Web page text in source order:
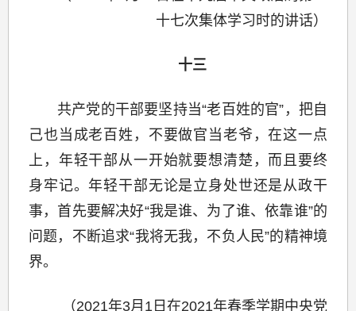
十七次集体学习时的讲话）
十三
共产党的干部要坚持当“老百姓的官”，把自
己也当成老百姓，不要做官当老爷，在这一点
上，年轻干部从一开始就要想清楚，而且要终
身牢记。年轻干部无论是立身处世还是从政干
事，首先要解决好“我是谁、为了谁、依靠谁”的
问题，不断追求“我将无我，不负人民”的精神境
界。
（2021年3月1日在2021年春季学期中央党